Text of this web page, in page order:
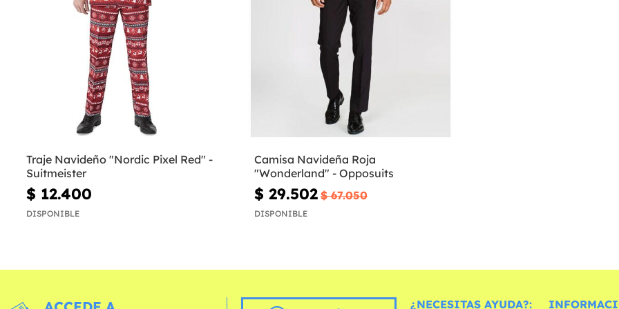
Traje Navideño "Nordic Pixel Red" -
Suitmeister
$ 12.400
DISPONIBLE
Camisa Navideña Roja
"Wonderland" - Opposuits
$ 29.502 $ 67.050
DISPONIBLE
¿NECESITAS AYUDA?: